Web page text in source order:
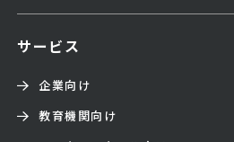
サービス
企業向け
教育機関向け